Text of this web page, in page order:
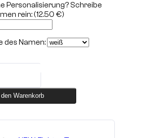
Personalisierung? Schreibe
rein:(12.50 €)
des Namen:
den Warenkorb